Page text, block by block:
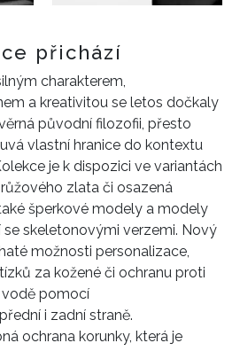
přichází
charakterem,
a kreativitou se letos dočkaly
původní filozofii, přesto
vlastní hranice do kontextu
je k dispozici ve variantách
zlata či osazená
šperkové modely a modely
skeletonovými verzemi. Nový
možnosti personalizace,
za kožené či ochranu proti
pomocí
i zadní straně.
ochrana korunky, která je